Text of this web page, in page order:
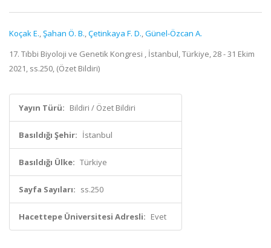
Koçak E.,Şahan Ö. B.,Çetinkaya F. D.,Günel-Özcan A.
17. Tıbbi Biyoloji ve Genetik Kongresi , İstanbul, Türkiye, 28 - 31 Ekim
2021, ss.250, (Özet Bildiri)
Yayın Türü: Bildiri / Özet Bildiri
Basıldığı Şehir: İstanbul
Basıldığı Ülke: Türkiye
Sayfa Sayıları: ss.250
Hacettepe Üniversitesi Adresli: Evet